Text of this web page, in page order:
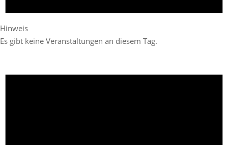
Hinweis
Es gibt keine Veranstaltungen an diesem Tag.